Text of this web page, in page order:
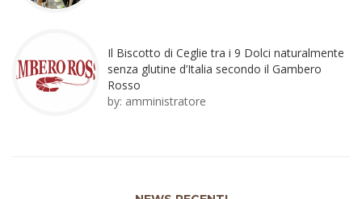
Il Biscotto di Ceglie tra i 9 Dolci naturalmente
senza glutine d’Italia secondo il Gambero
Rosso
by: amministratore